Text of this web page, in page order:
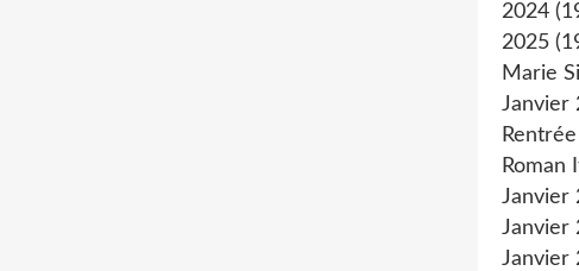
2024
2025
Marie
Janvier
Roman
Janvier
Janvier
Janvier